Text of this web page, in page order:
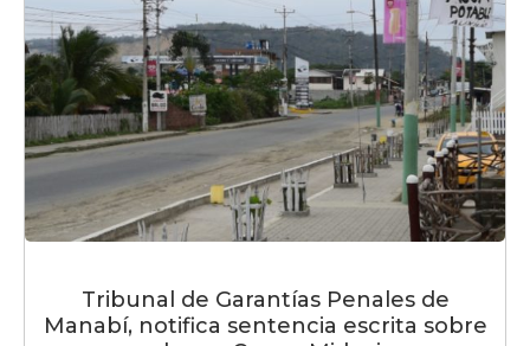
Tribunal de Garantías Penales de
Manabí, notifica sentencia escrita sobre